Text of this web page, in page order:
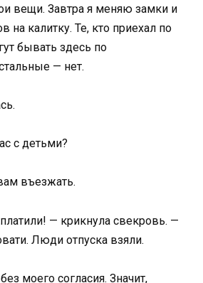
вещи. Завтра я меняю замки и
на калитку. Те, кто приехал по
бывать здесь по
— нет.
с детьми?
въезжать.
— крикнула свекровь. —
Люди отпуска взяли.
моего согласия. Значит,